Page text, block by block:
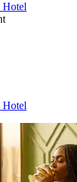
Hotel
Hotel